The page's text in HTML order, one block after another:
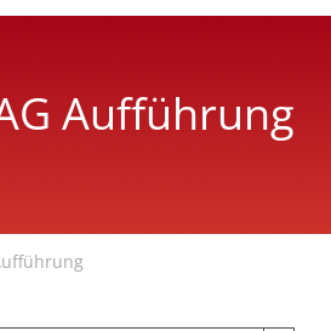
Aufführung